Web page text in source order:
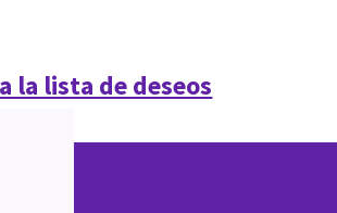
la lista de deseos